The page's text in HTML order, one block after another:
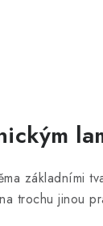
základními
trochu jinou